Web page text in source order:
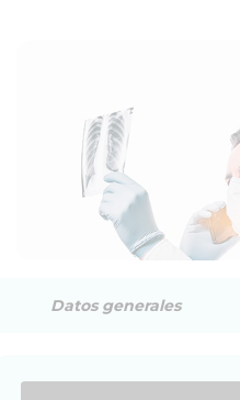
Datos generales